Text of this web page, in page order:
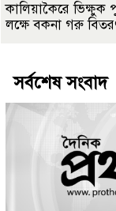
কালিয়াকৈরে ভিক্ষুক
লক্ষে বকনা গরু
সর্বশেষ সংবাদ